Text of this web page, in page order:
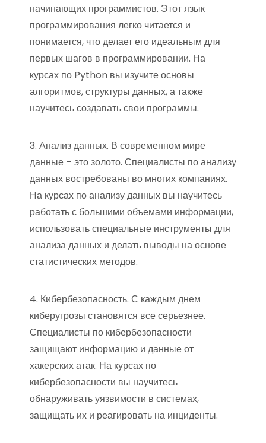
начинающих программистов. Этот язык
программирования легко читается и
понимается, что делает его идеальным для
первых шагов в программировании. На
курсах по Python вы изучите основы
алгоритмов, структуры данных, а также
научитесь создавать свои программы.
3. Анализ данных. В современном мире
данные – это золото. Специалисты по анализу
данных востребованы во многих компаниях.
На курсах по анализу данных вы научитесь
работать с большими объемами информации,
использовать специальные инструменты для
анализа данных и делать выводы на основе
статистических методов.
4. Кибербезопасность. С каждым днем
киберугрозы становятся все серьезнее.
Специалисты по кибербезопасности
защищают информацию и данные от
хакерских атак. На курсах по
кибербезопасности вы научитесь
обнаруживать уязвимости в системах,
защищать их и реагировать на инциденты.